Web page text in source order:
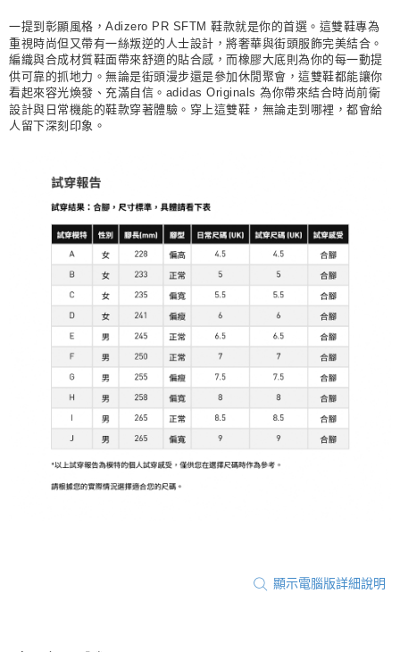
一提到彰顯風格，Adizero PR SFTM 鞋款就是你的首選。這雙鞋專為
重視時尚但又帶有一絲叛逆的人士設計，將奢華與街頭服飾完美結合。
編織與合成材質鞋面帶來舒適的貼合感，而橡膠大底則為你的每一動提
供可靠的抓地力。無論是街頭漫步還是參加休閒聚會，這雙鞋都能讓你
看起來容光煥發、充滿自信。adidas Originals 為你帶來結合時尚前衛
設計與日常機能的鞋款穿著體驗。穿上這雙鞋，無論走到哪裡，都會給
人留下深刻印象。
顯示電腦版詳細說明